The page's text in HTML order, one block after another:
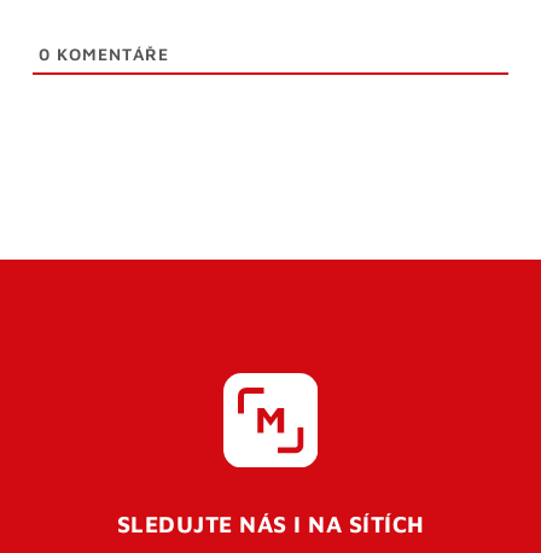
0 KOMENTÁŘE
SLEDUJTE NÁS I NA SÍTÍCH